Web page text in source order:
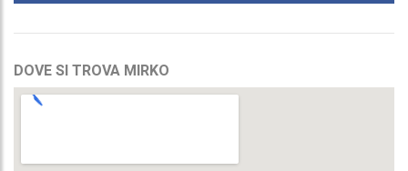
DOVE SI TROVA MIRKO